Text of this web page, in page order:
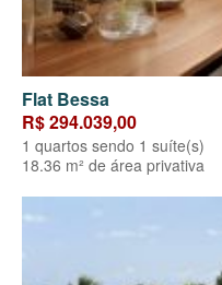
Flat Bessa
R$ 294.039,00
1 quartos sendo 1 suíte(s)
18.36 m² de área privativa